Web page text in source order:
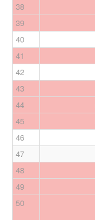
38
39
40
41
42
43
44
45
46
47
48
49
50